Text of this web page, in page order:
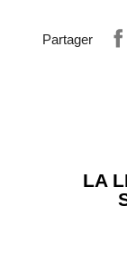
Partager
LA